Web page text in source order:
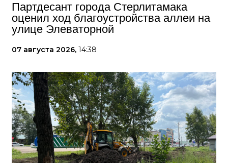
Партдесант города Стерлитамака
оценил ход благоустройства аллеи на
улице Элеваторной
07 августа 2026, 14:38